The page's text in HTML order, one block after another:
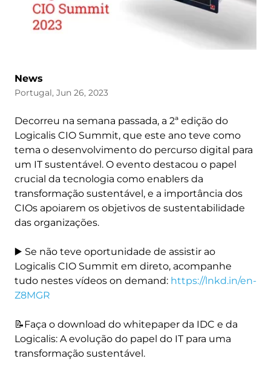
News
Portugal, Jun 26, 2023
Decorreu na semana passada, a 2ª edição do
Logicalis CIO Summit, que este ano teve como
tema o desenvolvimento do percurso digital para
um IT sustentável. O evento destacou o papel
crucial da tecnologia como enablers da
transformação sustentável, e a importância dos
CIOs apoiarem os objetivos de sustentabilidade
das organizações.
▶️ Se não teve oportunidade de assistir ao
Logicalis CIO Summit em direto, acompanhe
tudo nestes vídeos on demand: https://lnkd.in/en-
Z8MGR
📝Faça o download do whitepaper da IDC e da
Logicalis: A evolução do papel do IT para uma
transformação sustentável.